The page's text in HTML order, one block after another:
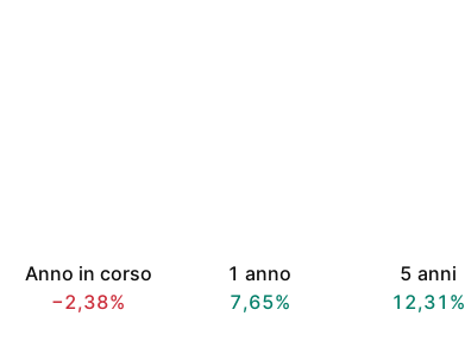
Anno in corso
−2,38%
1 anno
7,65%
5 anni
12,31%